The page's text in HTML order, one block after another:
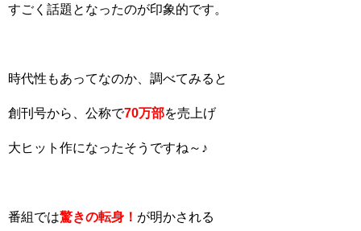
すごく話題となったのが印象的です。
時代性もあってなのか、調べてみると
創刊号から、公称で70万部を売上げ
大ヒット作になったそうですね～♪
番組では驚きの転身！ が明かされる